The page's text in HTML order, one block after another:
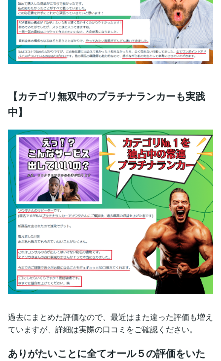
【カテゴリ無双中のプラチナランカーも実践
中】
過去にまとめた評価なので、最近はまた違った評価も増え
ていますが、詳細は実際の口コミをご確認ください。
ありがたいことに全てオール５の評価をいた